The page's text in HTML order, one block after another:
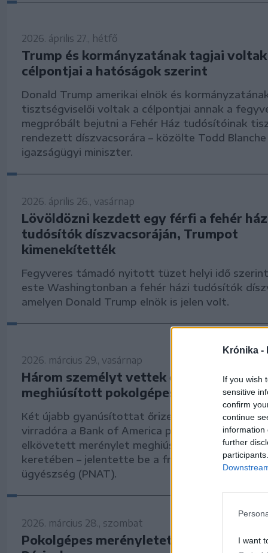
Krónika -
If you wish
sensitive
confirm
continue
information
further
I want
2026. április 27., hétfő
Trump és kormányzatának tagjai
célpontjai a hatóságok szerint
Donald Trump amerikai elnök és
tisztségviselői voltak a célpontjai annak a
megpróbált bejutni a Fehér Ház tudósítóinak
rendezett díszvacsorára – közölte Todd Blanche
igazságügyi miniszter.
2026. április 26., vasárnap
Lövöldözni kezdett egy férfi a fehér
tudósítók díszvacsoráján, Trumpot
kimenekítették
Fegyveres támadó nyitott tüzet helyi idő
este Washingtonban a fehér házi tudósítók
amelyen Donald Trump elnök is jelen volt.
2026. március 29., vasárnap
Három személyt vettek őrizetbe a
meghiúsított pokolgépes merénylet
Két újabb gyanúsítottat őrizetbe vettek
virradóra a Bank of America párizsi központja
elkövetett merénylet meghiúsításával
keretében – jelentette be a francia országos
ügyészség (PNAT).
2026. március 28., szombat
Pokolgépes merényletet hiúsítottak